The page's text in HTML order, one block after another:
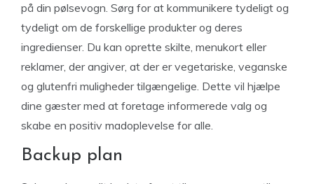
på din pølsevogn. Sørg for at kommunikere tydeligt og
tydeligt om de forskellige produkter og deres
ingredienser. Du kan oprette skilte, menukort eller
reklamer, der angiver, at der er vegetariske, veganske
og glutenfri muligheder tilgængelige. Dette vil hjælpe
dine gæster med at foretage informerede valg og
skabe en positiv madoplevelse for alle.
Backup plan